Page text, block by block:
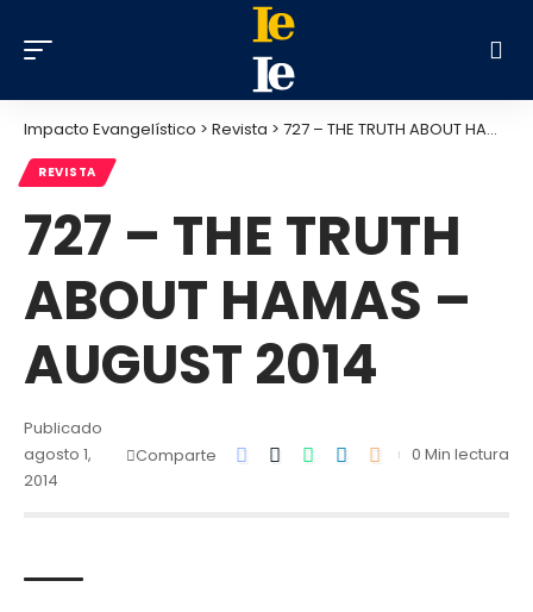
Impacto Evangelístico > Revista > 727 – THE TRUTH ABOUT HAMAS – AUGUST 2014
REVISTA
727 – THE TRUTH
ABOUT HAMAS –
AUGUST 2014
Publicado
agosto 1,
2014
Comparte 0 Min lectura